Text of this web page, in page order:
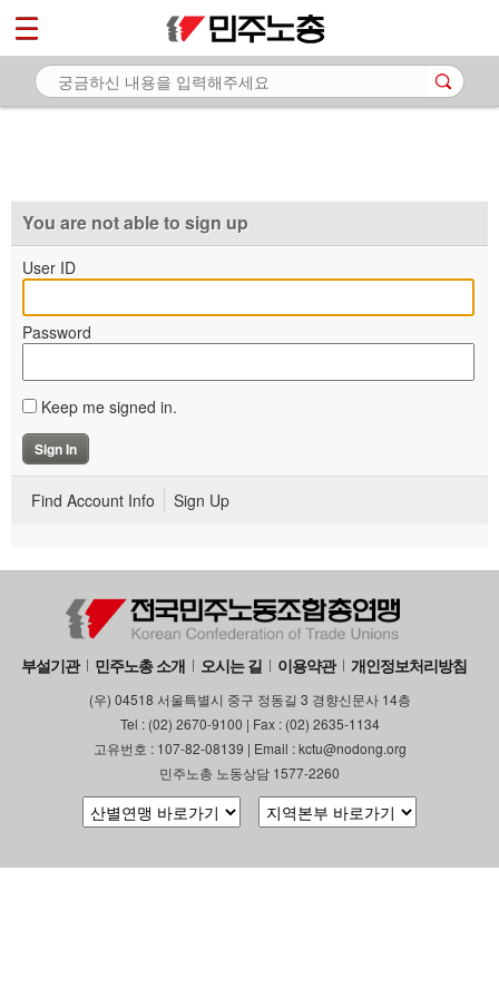
You are not able to sign up
User ID
Password
Keep me signed in.
Find Account Info Sign Up
부설기관 민주노총 소개 오시는 길 이용약관 개인정보처리방침
(우) 04518 서울특별시 중구 정동길 3 경향신문사 14층
Tel : (02) 2670-9100 | Fax : (02) 2635-1134
고유번호 : 107-82-08139 | Email : kctu@nodong.org
민주노총 노동상담 1577-2260
마이페이지
소개
자료
부설기관